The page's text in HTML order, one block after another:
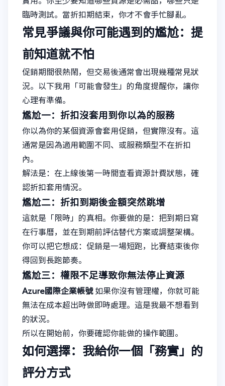
臨時測試。當折扣期結束，你才不會手忙腳亂。
常見爭議與你可能遇到的尷尬：提
前知道就不怕
促銷期間很熱鬧，但交易後通常會出現幾種常見狀
況。以下我用「可能會發生」的角度提醒你，讓你
心理有準備。
尷尬一：折扣沒套用到你以為的服務
你以為你的某個資源會套用促銷，但實際沒有。這
通常是因為適用範圍不同、或服務類型不在折扣
內。
解法是：在上線後第一時間查看資源計費狀態，確
認折扣套用情況。
尷尬二：折扣到期後金額突然跳增
這就是「限時」的真相。你要做的是：把到期日寫
在行事曆，並在到期前評估替代方案或調整架構。
你可以把它想成：促銷是一場短跑，比賽結束後你
得回到長跑節奏。
尷尬三：權限不足導致你無法停止資源
Azure國際企業帳號如果你沒有管理權，你就可能
無法在成本超出時做即時處理。這是我最不想看到
的狀況。
所以在開始前，你要確認你能做的操作範圍。
如何選擇：我給你一個「務實」的
評分方式